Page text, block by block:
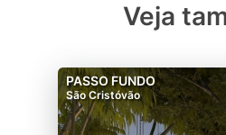
Veja
PASSO FUNDO
São Cristóvão